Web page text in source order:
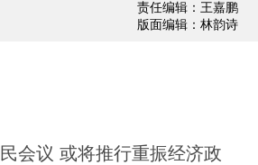
责任编辑：王嘉鹏
版面编辑：林韵诗
会议 或将推行重振经济政